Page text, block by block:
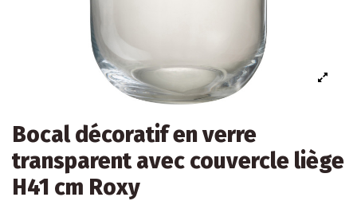
Bocal décoratif en verre
transparent avec couvercle liège
H41 cm Roxy